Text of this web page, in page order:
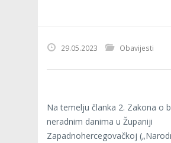
29.05.2023 Obavijesti
Na temelju članka 2. Zakona o
neradnim danima u Županiji
Zapadnohercegovačkoj